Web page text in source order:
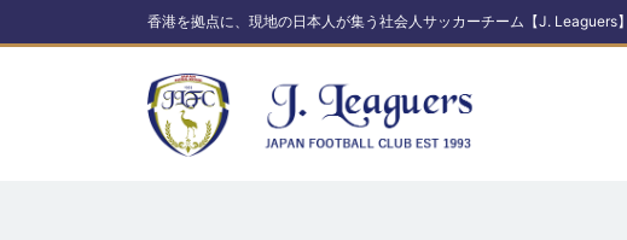
香港を拠点に、現地の日本人が集う社会人サッカーチーム【J. Leaguers